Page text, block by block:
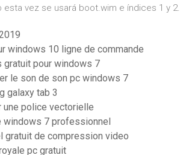
esta vez se usará boot.wim e índices 1 y 2.
windows 10 ligne de commande
gratuit pour windows 7
le son de son pc windows 7
galaxy tab 3
une police vectorielle
windows 7 professionnel
gratuit de compression video
pc gratuit